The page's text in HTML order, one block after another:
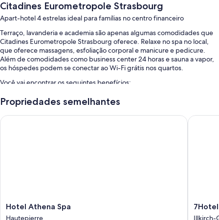
Citadines Eurometropole Strasbourg
Apart-hotel 4 estrelas ideal para famílias no centro financeiro
Terraço, lavanderia e academia são apenas algumas comodidades que
Citadines Eurometropole Strasbourg oferece. Relaxe no spa no local,
que oferece massagens, esfoliação corporal e manicure e pedicure.
Além de comodidades como business center 24 horas e sauna a vapor,
os hóspedes podem se conectar ao Wi-Fi grátis nos quartos.
Você vai encontrar os seguintes benefícios:
Uma piscina interna com espreguiçadeiras
Buffet de café da manhã (sobretaxa), aluguel de bicicletas e check-
detalhes convenientes, como cofre para notebook e espaço de trabalho
para notebook, além destas comodidades: Wi-Fi grátis e ar-
Propriedades semelhantes
Hotel
Athena
Hotel Athena Spa
Hautepierre
Hotel Athena Spa
Illkirch-
Illkirch-